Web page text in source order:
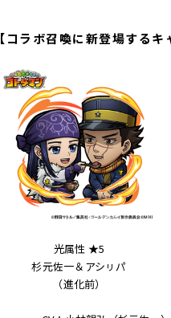
【コラボ召喚に新登場する
光属性 ★5
杉元佐一＆アシㇼパ
（進化前）